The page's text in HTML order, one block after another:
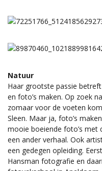
Natuur
Haar grootste passie
en foto’s maken. Op zoek
zomaar voor de voeten
Sleen. Maar ja, foto’s
mooie boeiende foto’s met
een ander verhaal. Ook
een gedegen opleiding.
Hansman fotografie en